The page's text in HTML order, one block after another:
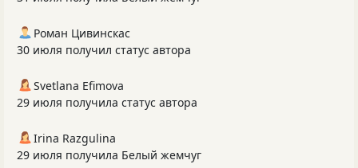
Роман Цивинскас
30 июля получил статус автора
Svetlana Efimova
29 июля получила статус автора
Irina Razgulina
29 июля получила Белый жемчуг